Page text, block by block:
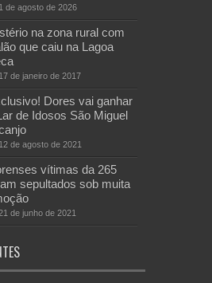
1 de agosto de 2026
na zona rural com
que caiu na Lagoa
17 de janeiro de 2017
Dores vai ganhar
de Idosos São Miguel
12 de agosto de 2021
vítimas da 265
sepultados sob muita
de junho de 2021